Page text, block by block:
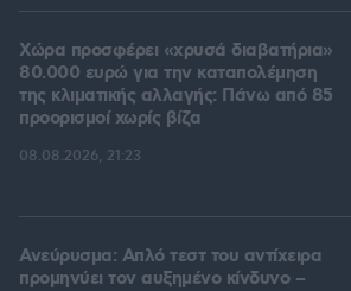
Χώρα προσφέρει «χρυσά διαβατήρια»
80.000 ευρώ για την καταπολέμηση
της κλιματικής αλλαγής: Πάνω από 85
προορισμοί χωρίς βίζα
08.08.2026, 21:23
Ανεύρυσμα: Απλό τεστ του αντίχειρα
προμηνύει τον αυξημένο κίνδυνο –